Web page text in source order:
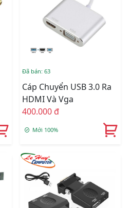
Đã bán: 63
Cáp Chuyển USB 3.0 Ra
HDMI Và Vga
400.000 đ
Mới 100%